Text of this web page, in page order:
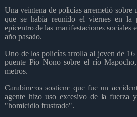
Una veintena de policías arremetió sobre
que se había reunido el viernes en la
epicentro de las manifestaciones sociales
año pasado.
Uno de los policías arrolla al joven de 16
puente Pio Nono sobre el río
metros.
Carabineros sostiene que fue un
agente hizo uso excesivo de la fuerza
"homicidio frustrado".